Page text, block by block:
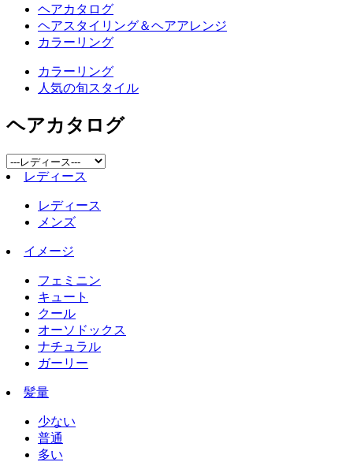
ヘアカタログ
ヘアスタイリング＆ヘアアレンジ
カラーリング
カラーリング
人気の旬スタイル
ヘアカタログ
レディース
レディース
メンズ
イメージ
フェミニン
キュート
クール
オーソドックス
ナチュラル
ガーリー
髪量
少ない
普通
多い